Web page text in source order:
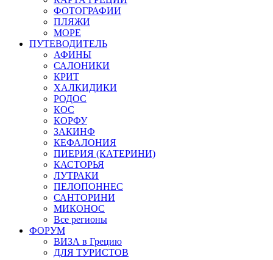
ФОТОГРАФИИ
ПЛЯЖИ
МОРЕ
ПУТЕВОДИТЕЛЬ
АФИНЫ
САЛОНИКИ
КРИТ
ХАЛКИДИКИ
РОДОС
КОС
КОРФУ
ЗАКИНФ
КЕФАЛОНИЯ
ПИЕРИЯ (КАТЕРИНИ)
КАСТОРЬЯ
ЛУТРАКИ
ПЕЛОПОННЕС
САНТОРИНИ
МИКОНОС
Все регионы
ФОРУМ
ВИЗА в Грецию
ДЛЯ ТУРИСТОВ